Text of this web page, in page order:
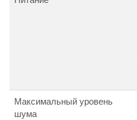
Максимальный уровень
шума